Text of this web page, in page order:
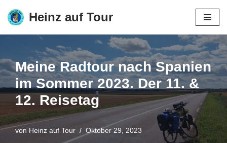
Zum
springen
Heinz auf Tour
Meine Radtour nach Spanien
im Sommer 2023. Der 11. &
12. Reisetag
von Heinz auf Tour Oktober 29, 2023